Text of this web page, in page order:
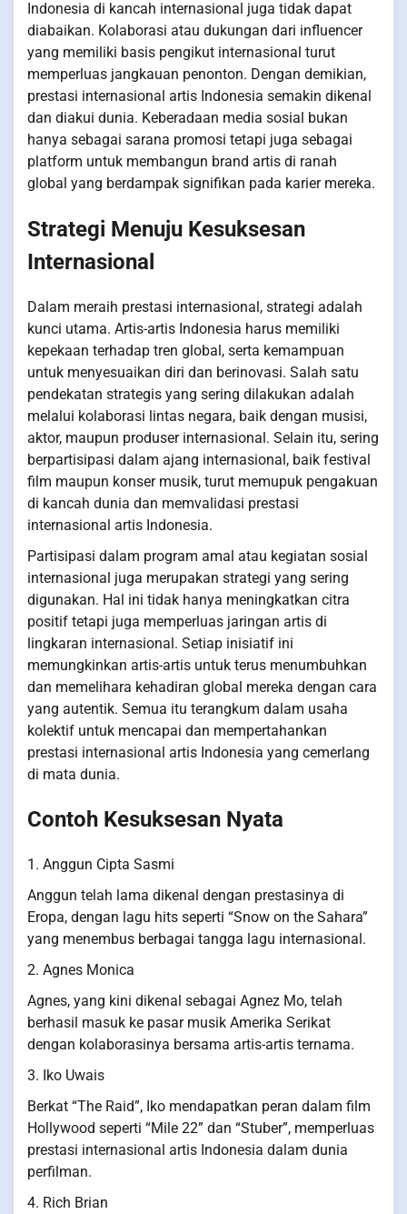
Indonesia di kancah internasional juga tidak dapat
diabaikan. Kolaborasi atau dukungan dari influencer
yang memiliki basis pengikut internasional turut
memperluas jangkauan penonton. Dengan demikian,
prestasi internasional artis Indonesia semakin dikenal
dan diakui dunia. Keberadaan media sosial bukan
hanya sebagai sarana promosi tetapi juga sebagai
platform untuk membangun brand artis di ranah
global yang berdampak signifikan pada karier mereka.
Strategi Menuju Kesuksesan
Internasional
Dalam meraih prestasi internasional, strategi adalah
kunci utama. Artis-artis Indonesia harus memiliki
kepekaan terhadap tren global, serta kemampuan
untuk menyesuaikan diri dan berinovasi. Salah satu
pendekatan strategis yang sering dilakukan adalah
melalui kolaborasi lintas negara, baik dengan musisi,
aktor, maupun produser internasional. Selain itu, sering
berpartisipasi dalam ajang internasional, baik festival
film maupun konser musik, turut memupuk pengakuan
di kancah dunia dan memvalidasi prestasi
internasional artis Indonesia.
Partisipasi dalam program amal atau kegiatan sosial
internasional juga merupakan strategi yang sering
digunakan. Hal ini tidak hanya meningkatkan citra
positif tetapi juga memperluas jaringan artis di
lingkaran internasional. Setiap inisiatif ini
memungkinkan artis-artis untuk terus menumbuhkan
dan memelihara kehadiran global mereka dengan cara
yang autentik. Semua itu terangkum dalam usaha
kolektif untuk mencapai dan mempertahankan
prestasi internasional artis Indonesia yang cemerlang
di mata dunia.
Contoh Kesuksesan Nyata
1. Anggun Cipta Sasmi
Anggun telah lama dikenal dengan prestasinya di
Eropa, dengan lagu hits seperti “Snow on the Sahara”
yang menembus berbagai tangga lagu internasional.
2. Agnes Monica
Agnes, yang kini dikenal sebagai Agnez Mo, telah
berhasil masuk ke pasar musik Amerika Serikat
dengan kolaborasinya bersama artis-artis ternama.
3. Iko Uwais
Berkat “The Raid”, Iko mendapatkan peran dalam film
Hollywood seperti “Mile 22” dan “Stuber”, memperluas
prestasi internasional artis Indonesia dalam dunia
perfilman.
4. Rich Brian